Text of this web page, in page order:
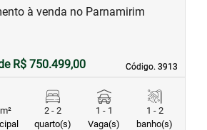
Código. 3913
Código. 3913
à venda no Parnamirim
R$ 750.499,00
2 - 2
quarto(s)
1 - 1
Vaga(s)
1 - 2
banho(s)